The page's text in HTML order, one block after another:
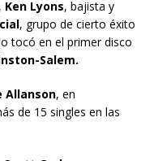
, Ken Lyons, bajista y
, grupo de cierto éxito
tocó en el primer disco
Salem.
Allanson, en
de 15 singles en las